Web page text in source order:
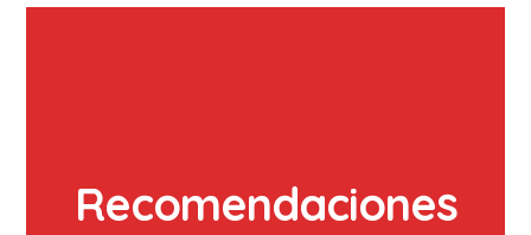
Recomendaciones